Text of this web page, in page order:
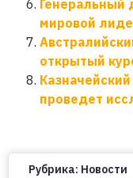
Генеральный
мировой
открытый
проведет
Рубрика: Новости